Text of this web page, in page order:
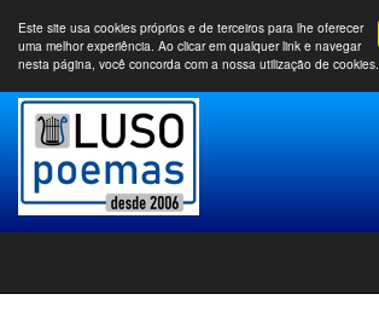
Este site usa cookies próprios e de terceiros para lhe oferecer
uma melhor experiência. Ao clicar em qualquer link e navegar
nesta página, você concorda com a nossa utilização de cookies.